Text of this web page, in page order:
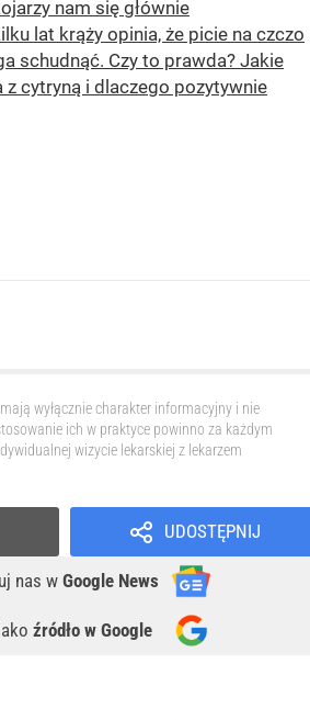
nam się głównie
lat krąży opinia, że picie na czczo
schudnąć. Czy to prawda? Jakie
cytryną i dlaczego pozytywnie
wyłącznie charakter informacyjny i nie
ich w praktyce powinno za każdym
wizycie lekarskiej z lekarzem
UDOSTĘPNIJ
nas w Google News
źródło w Google